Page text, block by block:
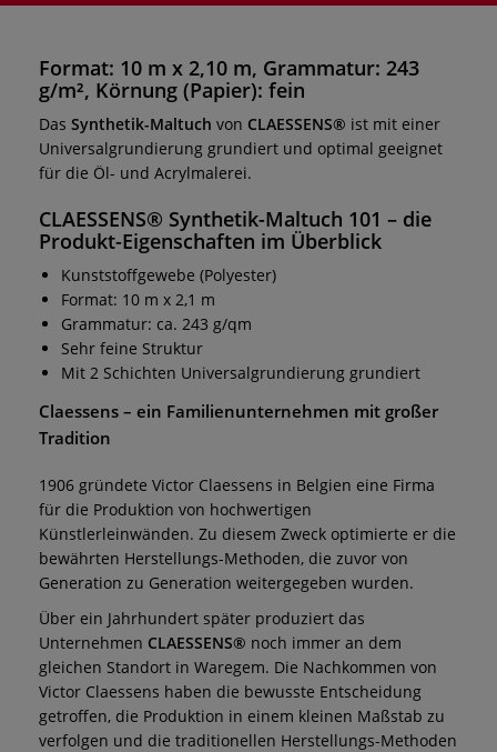
Format: 10 m x 2,10 m, Grammatur: 243
g/m², Körnung (Papier): fein
Das Synthetik-Maltuch von CLAESSENS® ist mit einer
Universalgrundierung grundiert und optimal geeignet
für die Öl- und Acrylmalerei.
CLAESSENS® Synthetik-Maltuch 101 – die
Produkt-Eigenschaften im Überblick
Kunststoffgewebe (Polyester)
Format: 10 m x 2,1 m
Grammatur: ca. 243 g/qm
Sehr feine Struktur
Mit 2 Schichten Universalgrundierung grundiert
Claessens – ein Familienunternehmen mit großer
Tradition
1906 gründete Victor Claessens in Belgien eine Firma
für die Produktion von hochwertigen
Künstlerleinwänden. Zu diesem Zweck optimierte er die
bewährten Herstellungs-Methoden, die zuvor von
Generation zu Generation weitergegeben wurden.
Über ein Jahrhundert später produziert das
Unternehmen CLAESSENS® noch immer an dem
gleichen Standort in Waregem. Die Nachkommen von
Victor Claessens haben die bewusste Entscheidung
getroffen, die Produktion in einem kleinen Maßstab zu
verfolgen und die traditionellen Herstellungs-Methoden